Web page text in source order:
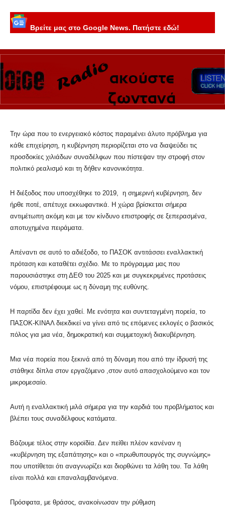
Βρείτε μας στο Google News. Πατήστε εδώ!
Την ώρα που το ενεργειακό κόστος παραμένει άλυτο πρόβλημα για
κάθε επιχείρηση, η κυβέρνηση περιορίζεται στο να διαψεύδει τις
προσδοκίες χιλιάδων συναδέλφων που πίστεψαν την στροφή στον
πολιτικό ρεαλισμό και τη δήθεν κανονικότητα.
Η διέξοδος που υποσχέθηκε το 2019, η σημερινή κυβέρνηση, δεν
ήρθε ποτέ, απέτυχε εκκωφαντικά. Η χώρα βρίσκεται σήμερα
αντιμέτωπη ακόμη και με τον κίνδυνο επιστροφής σε ξεπερασμένα,
αποτυχημένα πειράματα.
Απέναντι σε αυτό το αδιέξοδο, το ΠΑΣΟΚ αντιτάσσει εναλλακτική
πρόταση και καταθέτει σχέδιο. Με το πρόγραμμα μας που
παρουσιάστηκε στη ΔΕΘ του 2025 και με συγκεκριμένες προτάσεις
νόμου, επιστρέφουμε ως η δύναμη της ευθύνης.
Η παρτίδα δεν έχει χαθεί. Με ενότητα και συντεταγμένη πορεία, το
ΠΑΣΟΚ-ΚΙΝΑΛ διεκδικεί να γίνει από τις επόμενες εκλογές ο βασικός
πόλος για μια νέα, δημοκρατική και συμμετοχική διακυβέρνηση.
Μια νέα πορεία που ξεκινά από τη δύναμη που από την ίδρυσή της
στάθηκε δίπλα στον εργαζόμενο ,στον αυτό απασχολούμενο και τον
μικρομεσαίο.
Αυτή η εναλλακτική μιλά σήμερα για την καρδιά του προβλήματος και
βλέπει τους συναδέλφους κατάματα.
Βάζουμε τέλος στην κοροϊδία. Δεν πείθει πλέον κανέναν η
«κυβέρνηση της εξαπάτησης» και ο «πρωθυπουργός της συγνώμης»
που υποτίθεται ότι αναγνωρίζει και διορθώνει τα λάθη του. Τα λάθη
είναι πολλά και επαναλαμβανόμενα.
Πρόσφατα, με θράσος, ανακοίνωσαν την ρύθμιση